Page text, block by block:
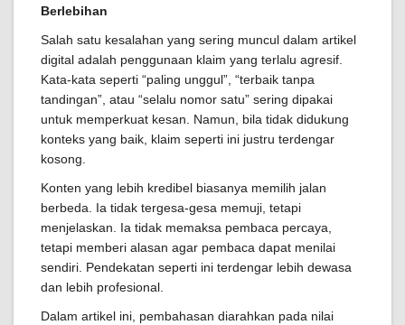
Berlebihan
Salah satu kesalahan yang sering muncul dalam artikel
digital adalah penggunaan klaim yang terlalu agresif.
Kata-kata seperti “paling unggul”, “terbaik tanpa
tandingan”, atau “selalu nomor satu” sering dipakai
untuk memperkuat kesan. Namun, bila tidak didukung
konteks yang baik, klaim seperti ini justru terdengar
kosong.
Konten yang lebih kredibel biasanya memilih jalan
berbeda. Ia tidak tergesa-gesa memuji, tetapi
menjelaskan. Ia tidak memaksa pembaca percaya,
tetapi memberi alasan agar pembaca dapat menilai
sendiri. Pendekatan seperti ini terdengar lebih dewasa
dan lebih profesional.
Dalam artikel ini, pembahasan diarahkan pada nilai